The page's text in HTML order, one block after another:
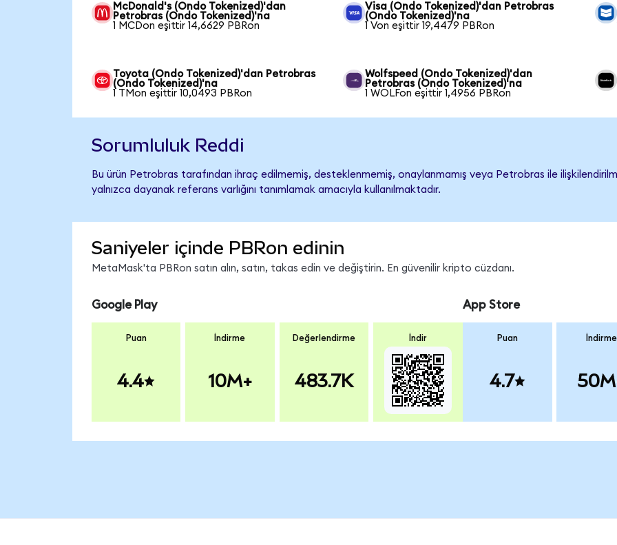
McDonald's (Ondo Tokenized)'dan
Petrobras (Ondo Tokenized)'na
1 MCDon eşittir 14,6629 PBRon
Visa (Ondo Tokenized)'dan Petrobras
(Ondo Tokenized)'na
1 Von eşittir 19,4479 PBRon
Toyota (Ondo Tokenized)'dan Petrobras
(Ondo Tokenized)'na
1 TMon eşittir 10,0493 PBRon
Wolfspeed (Ondo Tokenized)'dan
Petrobras (Ondo Tokenized)'na
1 WOLFon eşittir 1,4956 PBRon
Sorumluluk Reddi
Bu ürün Petrobras tarafından ihraç edilmemiş, desteklenmemiş, onaylanmamış veya Petrobras ile
yalnızca dayanak referans varlığını tanımlamak amacıyla kullanılmaktadır.
Saniyeler içinde PBRon edinin
MetaMask'ta PBRon satın alın, satın, takas edin ve değiştirin. En güvenilir kripto cüzdanı.
Google Play
Puan
4.4
İndirme
10M+
Değerlendirme
483.7K
İndir
App Store
Puan
4.7
İndirme